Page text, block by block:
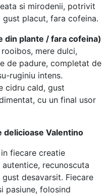
si mirodenii, potrivit
gust placut, fara cofeina.
din plante / fara cofeina)
mere dulci,
de padure, completat de
ruginiu intens.
cidru cald, gust
cu un final usor
delicioase Valentino
fiecare creatie
recunoscuta
desavarsit. Fiecare
pasiune, folosind